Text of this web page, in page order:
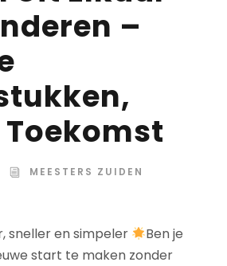
–
Toekomst
MEESTERS ZUIDEN
sneller en simpeler
Ben je
start te maken zonder